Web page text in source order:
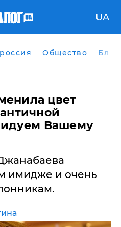
UA
россия Общество
цвет
Вашему
имидже и очень